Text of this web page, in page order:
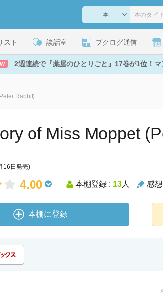
スト 談話室 ブクログ通信
2週連続で『薬屋のひとりごと』17巻が1位！
Rabbit)
of Miss Moppet
16日発売)
4.00 本棚登録 : 13人 感
本棚に登録